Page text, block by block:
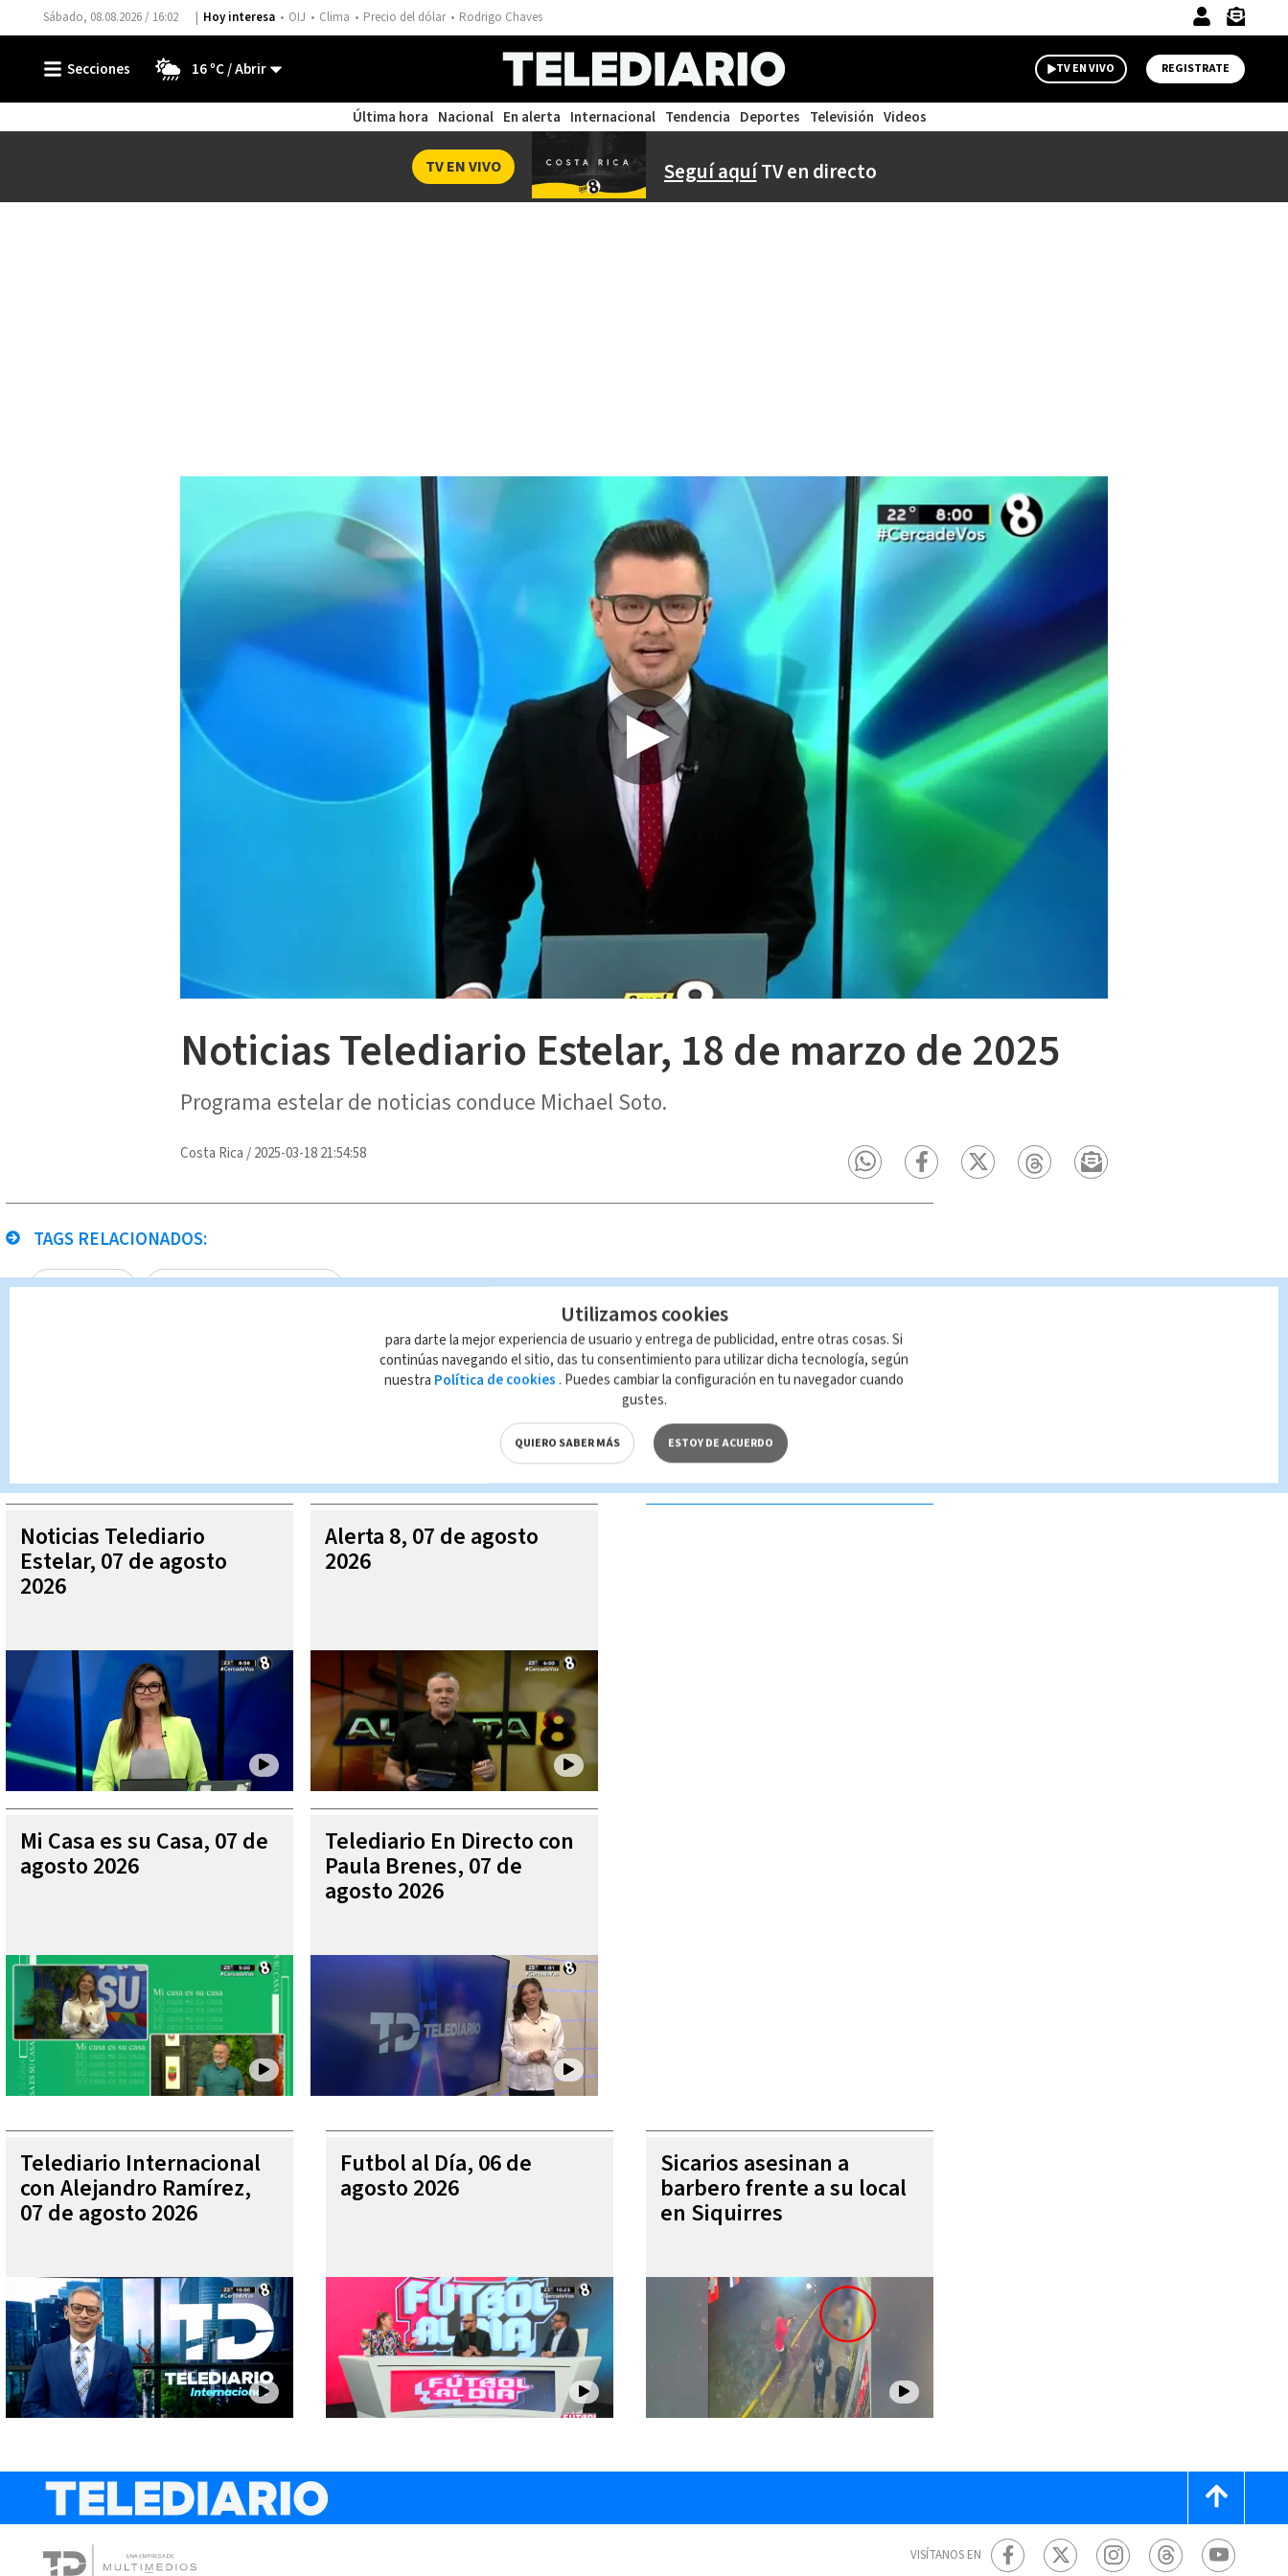
Sábado, 08.08.2026 / 16:02 Hoy interesa OIJ Clima Precio del dólar Rodrigo Chaves
16 ºC TV EN VIVO REGISTRATE
Última hora Nacional En alerta Internacional Tendencia Deportes Televisión Videos
Seguí aquíTV en directo
TV EN VIVO
Noticias Telediario Estelar, 18 de marzo de 2025
Programa estelar de noticias conduce Michael Soto.
Costa Rica /2025-03-18 21:54:58
TAGS RELACIONADOS:
Michael Soto Noticias Telediario Estelar
Queda prohibida la reproducción total o parcial del contenido de esta página, mismo que es propiedad de TELEDIARIO; su reproducción no
MÁS VIDEOS
Noticias Telediario
Estelar, 07 de agosto
2026
Alerta 8, 07 de agosto
2026
Mi Casa es su Casa, 07 de
agosto 2026
Telediario En Directo con
Paula Brenes, 07 de
agosto 2026
Telediario Internacional
con Alejandro Ramírez,
07 de agosto 2026
Futbol al Día, 06 de
agosto 2026
Sicarios asesinan a
barbero frente a su local
en Siquirres
VISÍTANOS EN
Utilizamos cookies
para darte la mejor experiencia de usuario y entrega de publicidad, entre otras cosas. Si
continúas navegando el sitio, das tu consentimiento para utilizar dicha tecnología, según
nuestra Política de cookies . Puedes cambiar la configuración en tu navegador cuando
gustes.
QUIERO SABER MÁS ESTOY DE ACUERDO